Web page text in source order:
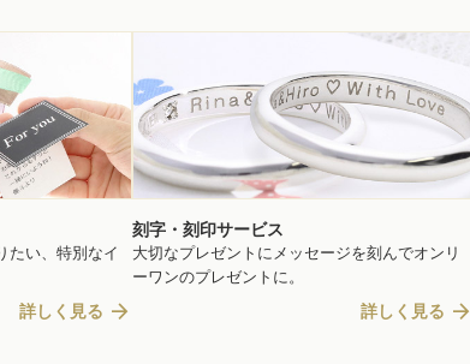
たい、特別なイ
詳しく見る arrow_forward
刻字・刻印サービス
大切なプレゼントにメッセージを刻んでオンリ
ーワンのプレゼントに。
詳しく見る arrow_forward